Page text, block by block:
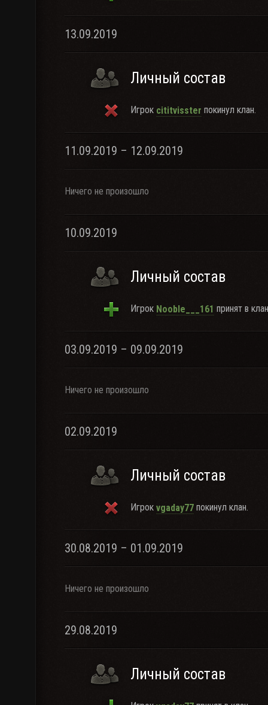
13.09.2019
Личный состав
Игрок cititvisster покинул клан.
11.09.2019 – 12.09.2019
Ничего не произошло
10.09.2019
Личный состав
Игрок Nooble___161 принят в
03.09.2019 – 09.09.2019
Ничего не произошло
02.09.2019
Личный состав
Игрок vgaday77 покинул клан.
30.08.2019 – 01.09.2019
Ничего не произошло
29.08.2019
Личный состав